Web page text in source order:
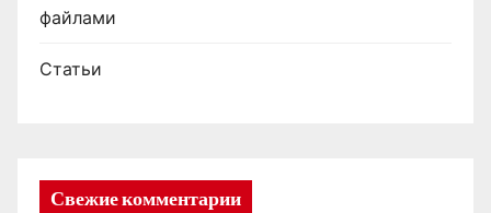
файлами
Статьи
Свежие комментарии